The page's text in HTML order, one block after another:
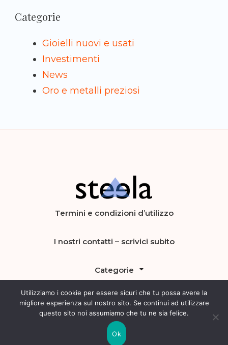
Categorie
Gioielli nuovi e usati
Investimenti
News
Oro e metalli preziosi
Steela
Termini e condizioni d’utilizzo
I nostri contatti – scrivici subito
Categorie
© Copyright 2022 Steela | Tutti i diritti riservati.
Utilizziamo i cookie per essere sicuri che tu possa avere la
migliore esperienza sul nostro sito. Se continui ad utilizzare
questo sito noi assumiamo che tu ne sia felice.
Ok